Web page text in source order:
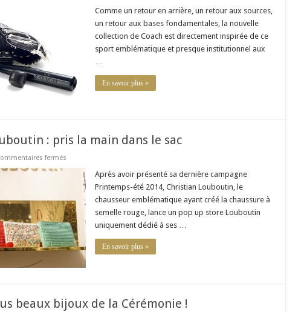
nouvelleComme un retour en arrière, un retour aux sources,
un retour aux bases fondamentales, la nouvelle
collection de Coach est directement inspirée de ce
sport emblématique et presque institutionnel aux
…
En savoir plus »
: pris la main dans le sac
ferméssur
louboutin
:
pris
la
main
dans
le
sac
Après avoir présenté sa dernière campagne
Printemps-été 2014, Christian Louboutin, le
chausseur emblématique ayant créé la chaussure à
semelle rouge, lance un pop up store Louboutin
uniquement dédié à ses …
En savoir plus »
beaux bijoux de la Cérémonie !